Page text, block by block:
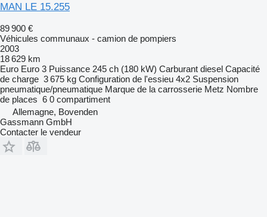
MAN LE 15.255
89 900 €
Véhicules communaux - camion de pompiers
2003
18 629 km
Euro Euro 3 Puissance 245 ch (180 kW) Carburant diesel Capacité
de charge 3 675 kg Configuration de l'essieu 4x2 Suspension
pneumatique/pneumatique Marque de la carrosserie Metz Nombre
de places 6 0 compartiment
Allemagne, Bovenden
Gassmann GmbH
Contacter le vendeur